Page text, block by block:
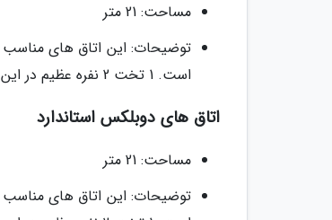
مساحت: 21 متر
توضیحات: این اتاق های مناسب
است. 1 تخت 2 نفره عظیم در این اتاق ها موجود است.
اتاق های دوبلکس استاندارد
مساحت: 21 متر
توضیحات: این اتاق های مناسب